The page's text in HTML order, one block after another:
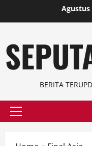
to
Agustus
BERITA
Primary